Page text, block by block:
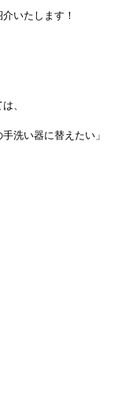
いたします！
、
洗い器に替えたい」